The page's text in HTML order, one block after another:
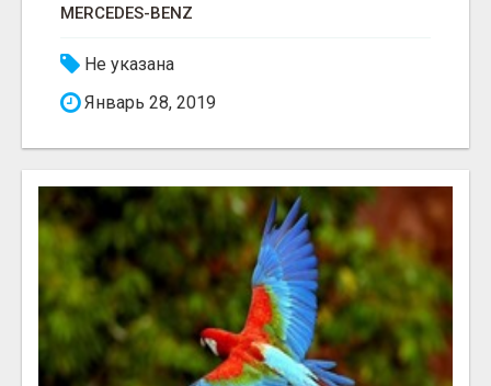
MERCEDES-BENZ
Не указана
Январь 28, 2019